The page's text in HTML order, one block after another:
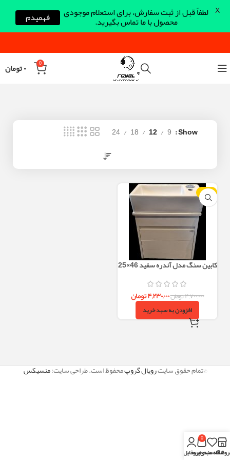
0 ۰تومان
Show
9
12
18
24
-10%
کابین سنگ مدل آندره سفید 46×25
۴,۷۰۰,۰۰۰تومان۴,۲۳۰,۰۰۰تومان
افزودن به سبد خرید
©تمام حقوق سایترویال گروپمحفوظ است. طراحی سایت:منسیکس
لطفاً قبل از ثبت سفارش، برای استعلام موجودی
محصول با ما تماس بگیرید. فهمیدم X
علاقه مندی
0
سبد خریدپروفایل